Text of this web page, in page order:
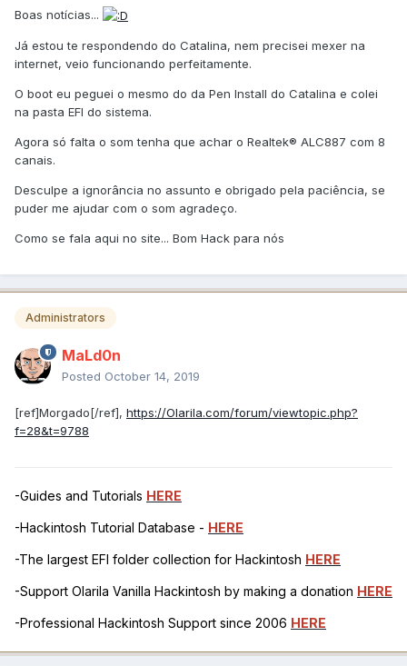
Boas notícias...
Já estou te respondendo do Catalina, nem precisei mexer na
internet, veio funcionando perfeitamente.
O boot eu peguei o mesmo do da Pen Install do Catalina e colei
na pasta EFI do sistema.
Agora só falta o som tenha que achar o Realtek® ALC887 com 8
canais.
Desculpe a ignorância no assunto e obrigado pela paciência, se
puder me ajudar com o som agradeço.
Como se fala aqui no site... Bom Hack para nós
Administrators
MaLd0n
Posted October 14, 2019
[ref]Morgado[/ref], https://Olarila.com/forum/viewtopic.php?
f=28&t=9788
-Guides and Tutorials HERE
-Hackintosh Tutorial Database - HERE
-The largest EFI folder collection for Hackintosh HERE
-Support Olarila Vanilla Hackintosh by making a donation HERE
-Professional Hackintosh Support since 2006 HERE